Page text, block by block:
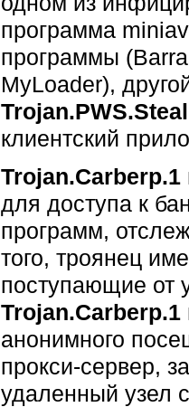
программа
программы
MyLoader),
клиентский
Trojan.Carberp.1
для доступа к
программ,
того, троянец
поступающие от
Trojan.Carberp.1
анонимного
прокси-сервер,
удаленный узел